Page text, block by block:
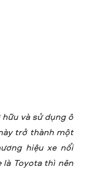
và sử dụng ô
trở thành một
hiệu xe nổi
Toyota thì nên